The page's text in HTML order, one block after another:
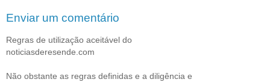
Enviar um comentário
Regras de utilização aceitável do
noticiasderesende.com
Não obstante as regras definidas e a diligência e